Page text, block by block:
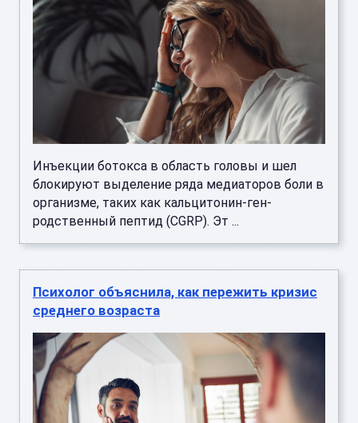
Инъекции ботокса в область головы и шел
блокируют выделение ряда медиаторов боли в
организме, таких как кальцитонин-ген-
родственный пептид (CGRP). Эт ...
Психолог объяснила, как пережить кризис
среднего возраста